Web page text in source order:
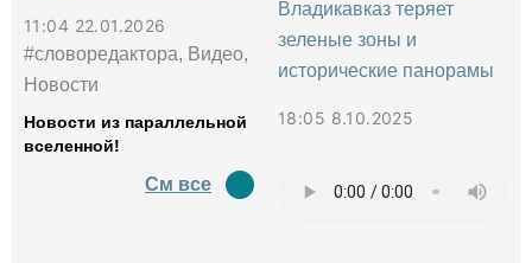
11:04 22.01.2026
#словоредактора, Видео,
Новости
Новости из параллельной
вселенной!
См все
18:05 8.10.2025